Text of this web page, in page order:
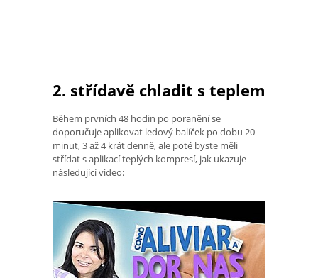
2. střídavě chladit s teplem
Během prvních 48 hodin po poranění se
doporučuje aplikovat ledový balíček po dobu 20
minut, 3 až 4 krát denně, ale poté byste měli
střídat s aplikací teplých kompresí, jak ukazuje
následující video: